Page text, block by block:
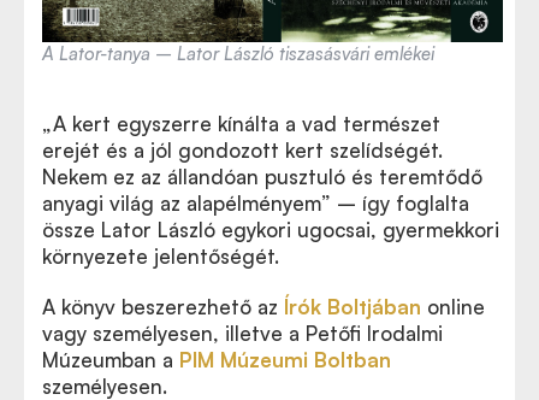
A Lator-tanya – Lator László tiszasásvári emlékei
„A kert egyszerre kínálta a vad természet
erejét és a jól gondozott kert szelídségét.
Nekem ez az állandóan pusztuló és teremtődő
anyagi világ az alapélményem” – így foglalta
össze Lator László egykori ugocsai, gyermekkori
környezete jelentőségét.
A könyv beszerezhető az Írók Boltjában online
vagy személyesen, illetve a Petőfi Irodalmi
Múzeumban a PIM Múzeumi Boltban
személyesen.